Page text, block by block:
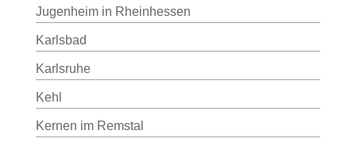
Jugenheim in Rheinhessen
Karlsbad
Karlsruhe
Kehl
Kernen im Remstal